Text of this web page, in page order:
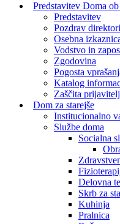
Predstavitev Doma
Predstavitev
Pozdrav
Osebna
Vodstvo in
Zgodovina
Pogosta
Katalog
Zaščita
Dom za starejše
Institucionalno
Službe doma
Socialna
Delovna
Skrb za
Kuhinja
Pralnica